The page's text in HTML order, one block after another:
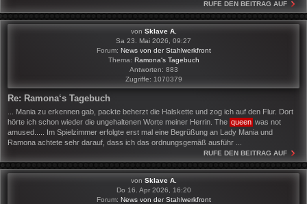
RUFE DEN BEITRAG AUF
von Sklave A.
Sa 23. Mai 2026, 09:27
Forum: News von der Stahlwerkfront
Thema: Ramona‘s Tagebuch
Antworten: 883
Zugriffe: 1070379
Re: Ramona‘s Tagebuch
... Mania zu erkennen gab, packte beherzt die Halskette und zog ich auf den Flur. Dort
hörte ich schon wieder die ungehaltenen Worte meiner Herrin. The queen was not
amused..... Im Spielzimmer erfolgte erst mal eine Begrüßung an Lady Mania und
Ramona achtete sehr darauf, dass ich das ordnungsgemäß ausführ ...
RUFE DEN BEITRAG AUF
von Sklave A.
Do 16. Apr 2026, 16:20
Forum: News von der Stahlwerkfront